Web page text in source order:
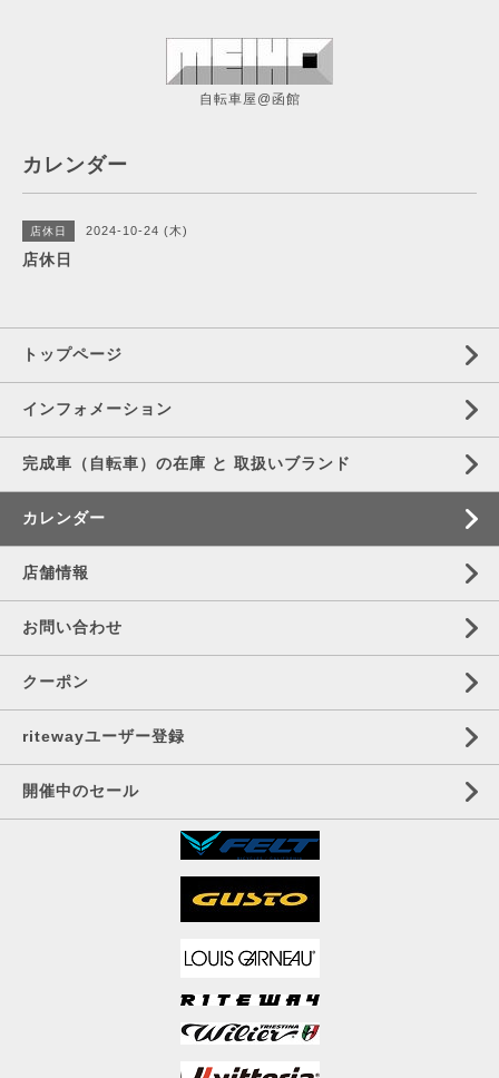
自転車屋@函館
カレンダー
店休日 2024-10-24 (木)
店休日
トップページ
インフォメーション
完成車（自転車）の在庫 と 取扱いブランド
カレンダー
店舗情報
お問い合わせ
クーポン
ritewayユーザー登録
開催中のセール